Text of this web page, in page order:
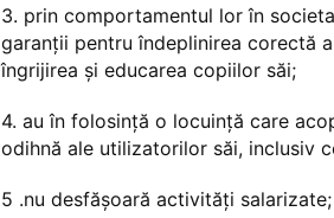
3. prin comportamentul lor în
garanţii pentru îndeplinirea corectă
îngrijirea şi educarea copiilor săi;
4. au în folosinţă o locuinţă care
odihnă ale utilizatorilor săi, inclusiv
5 .nu desfăşoară activităţi salarizate;